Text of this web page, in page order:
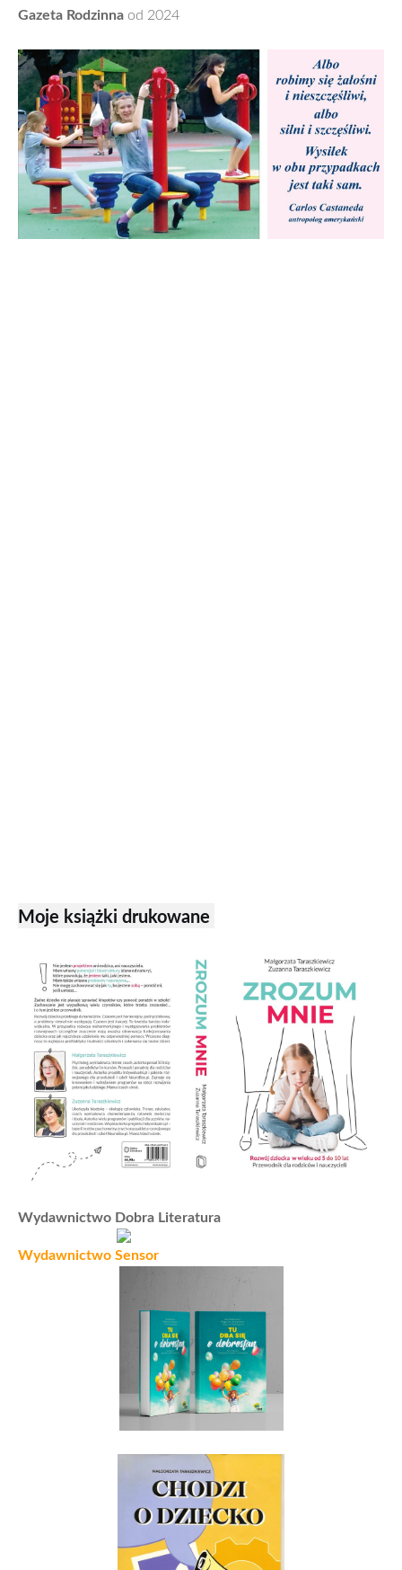
Gazeta Rodzinna od 2024
Moje książki drukowane
Wydawnictwo Dobra Literatura
Wydawnictwo Sensor